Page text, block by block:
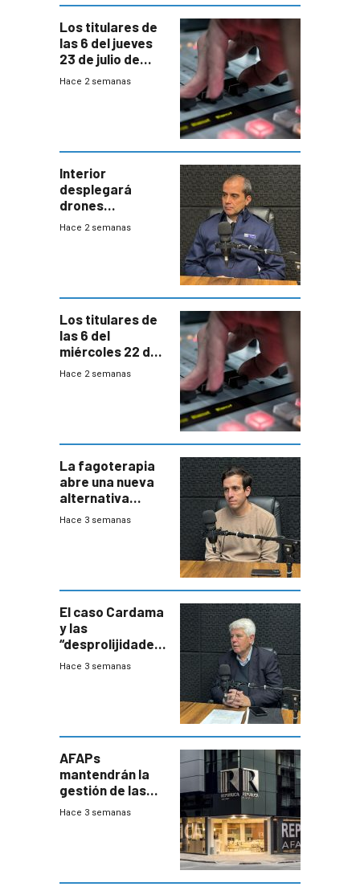
gobierno
Los titulares de
las 6 del jueves
23 de julio de
2026
Hace 2 semanas
Interior
desplegará
drones
autónomos para
Hace 2 semanas
Los titulares de
las 6 del
miércoles 22 de
julio de 2026
Hace 2 semanas
La fagoterapia
abre una nueva
alternativa
contra bacterias
innovadora
Hace 3 semanas
El caso Cardama
y las
“desprolijidades”
que la
Hace 3 semanas
AFAPs
mantendrán la
gestión de las
cuentas
Hace 3 semanas